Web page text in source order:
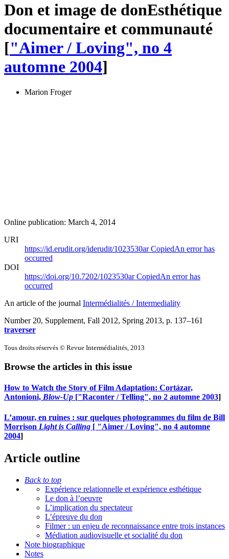
Don et image de donEsthétique
documentaire et communauté
["Aimer / Loving", no 4
automne 2004]
Marion Froger
Online publication: March 4, 2014
URI
https://id.erudit.org/iderudit/1023530arCopiedAn error has
occurred
DOI
https://doi.org/10.7202/1023530arCopiedAn error has
occurred
An article of the journal Intermédialités / Intermediality
Number 20, Supplement, Fall 2012, Spring 2013, p. 137–161
traverser
Tous droits réservés © Revue Intermédialités, 2013
Browse the articles in this issue
How to Watch the Story of Film Adaptation: Cortázar,
Antonioni, Blow-Up ["Raconter / Telling", no 2 automne 2003]
L’amour, en ruines : sur quelques photogrammes du film de Bill
Morrison Light is Calling [ "Aimer / Loving", no 4 automne
2004]
Article outline
Back to top
Expérience relationnelle et expérience esthétique
Le don à l’oeuvre
L’implication du spectateur
L’épreuve du don
Filmer : un enjeu de reconnaissance entre trois instances
Médiation audiovisuelle et socialité du don
Note biographique
Notes